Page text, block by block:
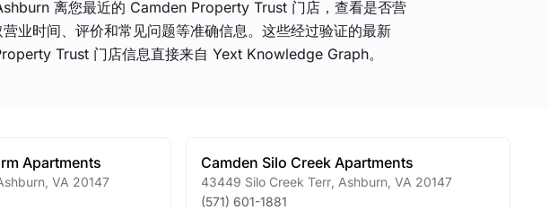
离您最近的 Camden Property Trust 门店，查看是否营
业时间、评价和常见问题等准确信息。这些经过验证的最新
Trust 门店信息直接来自 Yext Knowledge Graph。
Apartments
VA 20147
Camden Silo Creek Apartments
43449 Silo Creek Terr, Ashburn, VA 20147
(571) 601-1881